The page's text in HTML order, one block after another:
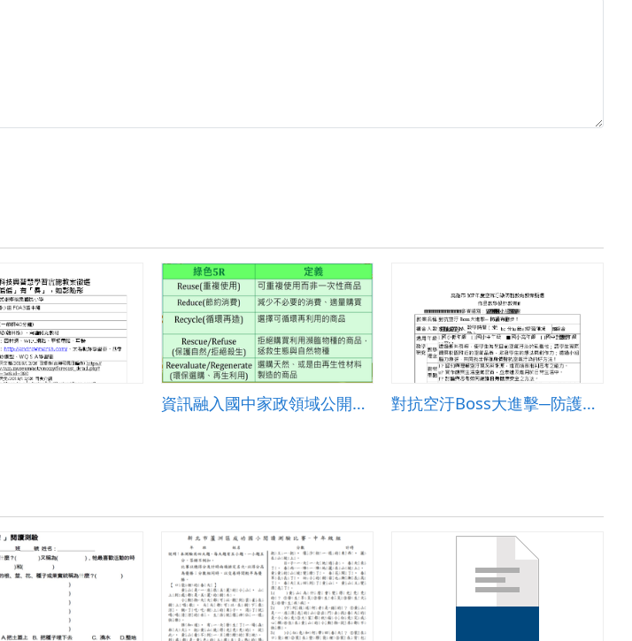
資訊融入國中家政領域公開授課_綠色消費 對抗空汙Boss大進擊─防護有撇步！